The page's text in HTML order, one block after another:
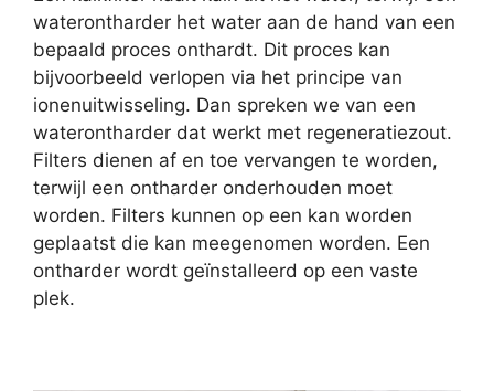
waterontharder het water aan de hand van een
bepaald proces onthardt. Dit proces kan
bijvoorbeeld verlopen via het principe van
ionenuitwisseling. Dan spreken we van een
waterontharder dat werkt met regeneratiezout.
Filters dienen af en toe vervangen te worden,
terwijl een ontharder onderhouden moet
worden. Filters kunnen op een kan worden
geplaatst die kan meegenomen worden. Een
ontharder wordt geïnstalleerd op een vaste
plek.